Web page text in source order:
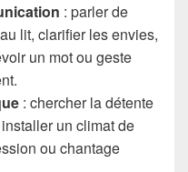
: parler de
lit, clarifier les envies,
un mot ou geste
: chercher la détente
un climat de
ou chantage